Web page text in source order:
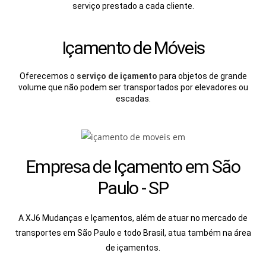
serviço prestado a cada cliente.
Içamento de Móveis
Oferecemos o serviço de içamento para objetos de grande
volume que não podem ser transportados por elevadores ou
escadas.
Empresa de Içamento em São
Paulo - SP
A XJ6 Mudanças e Içamentos, além de atuar no mercado de
transportes em São Paulo e todo Brasil, atua também na área
de içamentos.